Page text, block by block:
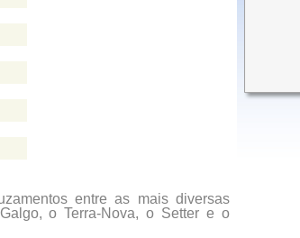
entre as mais diversas
o Terra-Nova, o Setter e o